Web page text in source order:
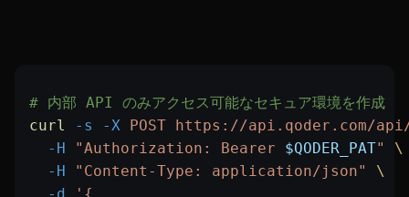
# 内部 API のみアクセス可能なセキュア環境を作成
curl
-s -X POST https://api.qoder.com/
  -H
"Authorization: Bearer $QODER_PAT"
\
  -H
"Content-Type: application/json"
\